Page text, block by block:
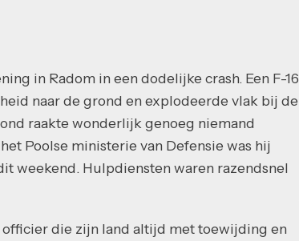
in Radom in een dodelijke crash. Een F-16
naar de grond en explodeerde vlak bij de
raakte wonderlijk genoeg niemand
Poolse ministerie van Defensie was hij
weekend. Hulpdiensten waren razendsnel
die zijn land altijd met toewijding en